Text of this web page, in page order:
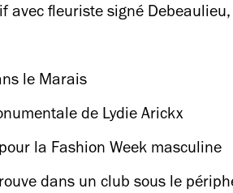
fleuriste signé
le Marais
de Lydie Arickx
la Fashion Week masculine
dans un club sous le